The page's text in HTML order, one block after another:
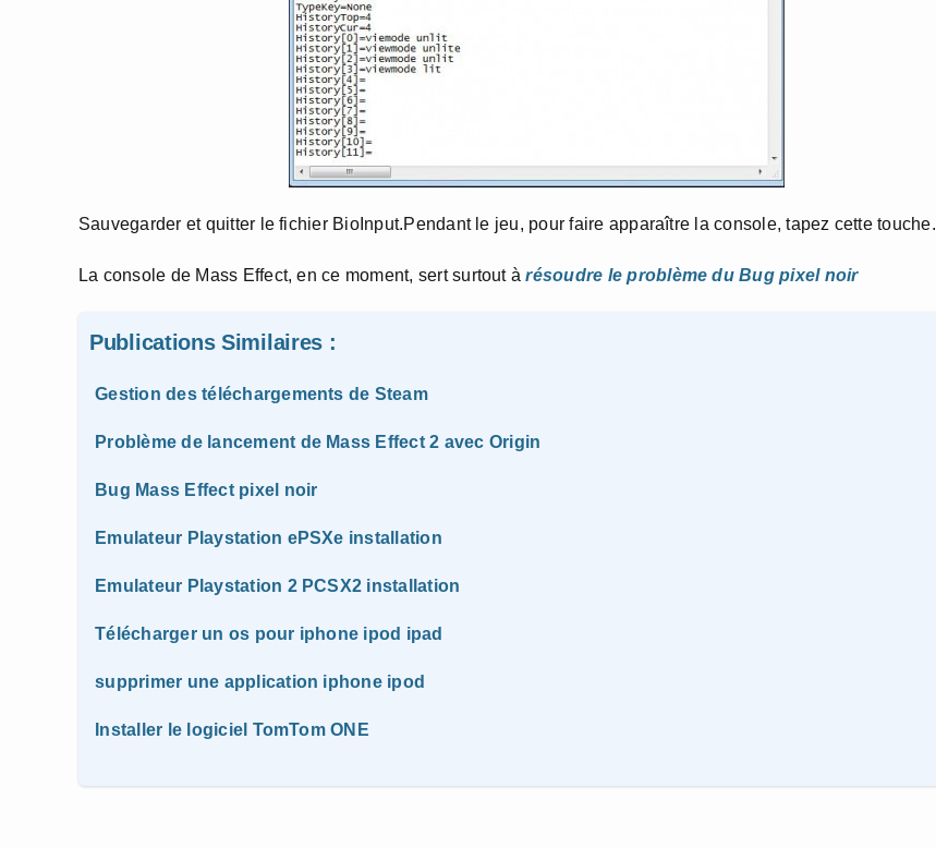
Sauvegarder et quitter le fichier BioInput.Pendant le jeu, pour faire apparaître la console, tapez cette touche.
La console de Mass Effect, en ce moment, sert surtout à résoudre le problème du Bug pixel noir
Publications Similaires :
Gestion des téléchargements de Steam
Problème de lancement de Mass Effect 2 avec Origin
Bug Mass Effect pixel noir
Emulateur Playstation ePSXe installation
Emulateur Playstation 2 PCSX2 installation
Télécharger un os pour iphone ipod ipad
supprimer une application iphone ipod
Installer le logiciel TomTom ONE